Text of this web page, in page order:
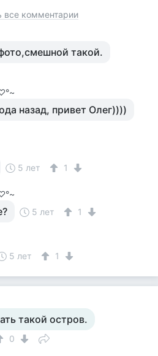
все комментарии
такой.
назад, привет Олег))))
5 лет 1
5 лет 1
5 лет 1
такой остров.
0